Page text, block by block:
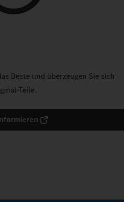
Beste und überzeugen Sie sich
Teile.